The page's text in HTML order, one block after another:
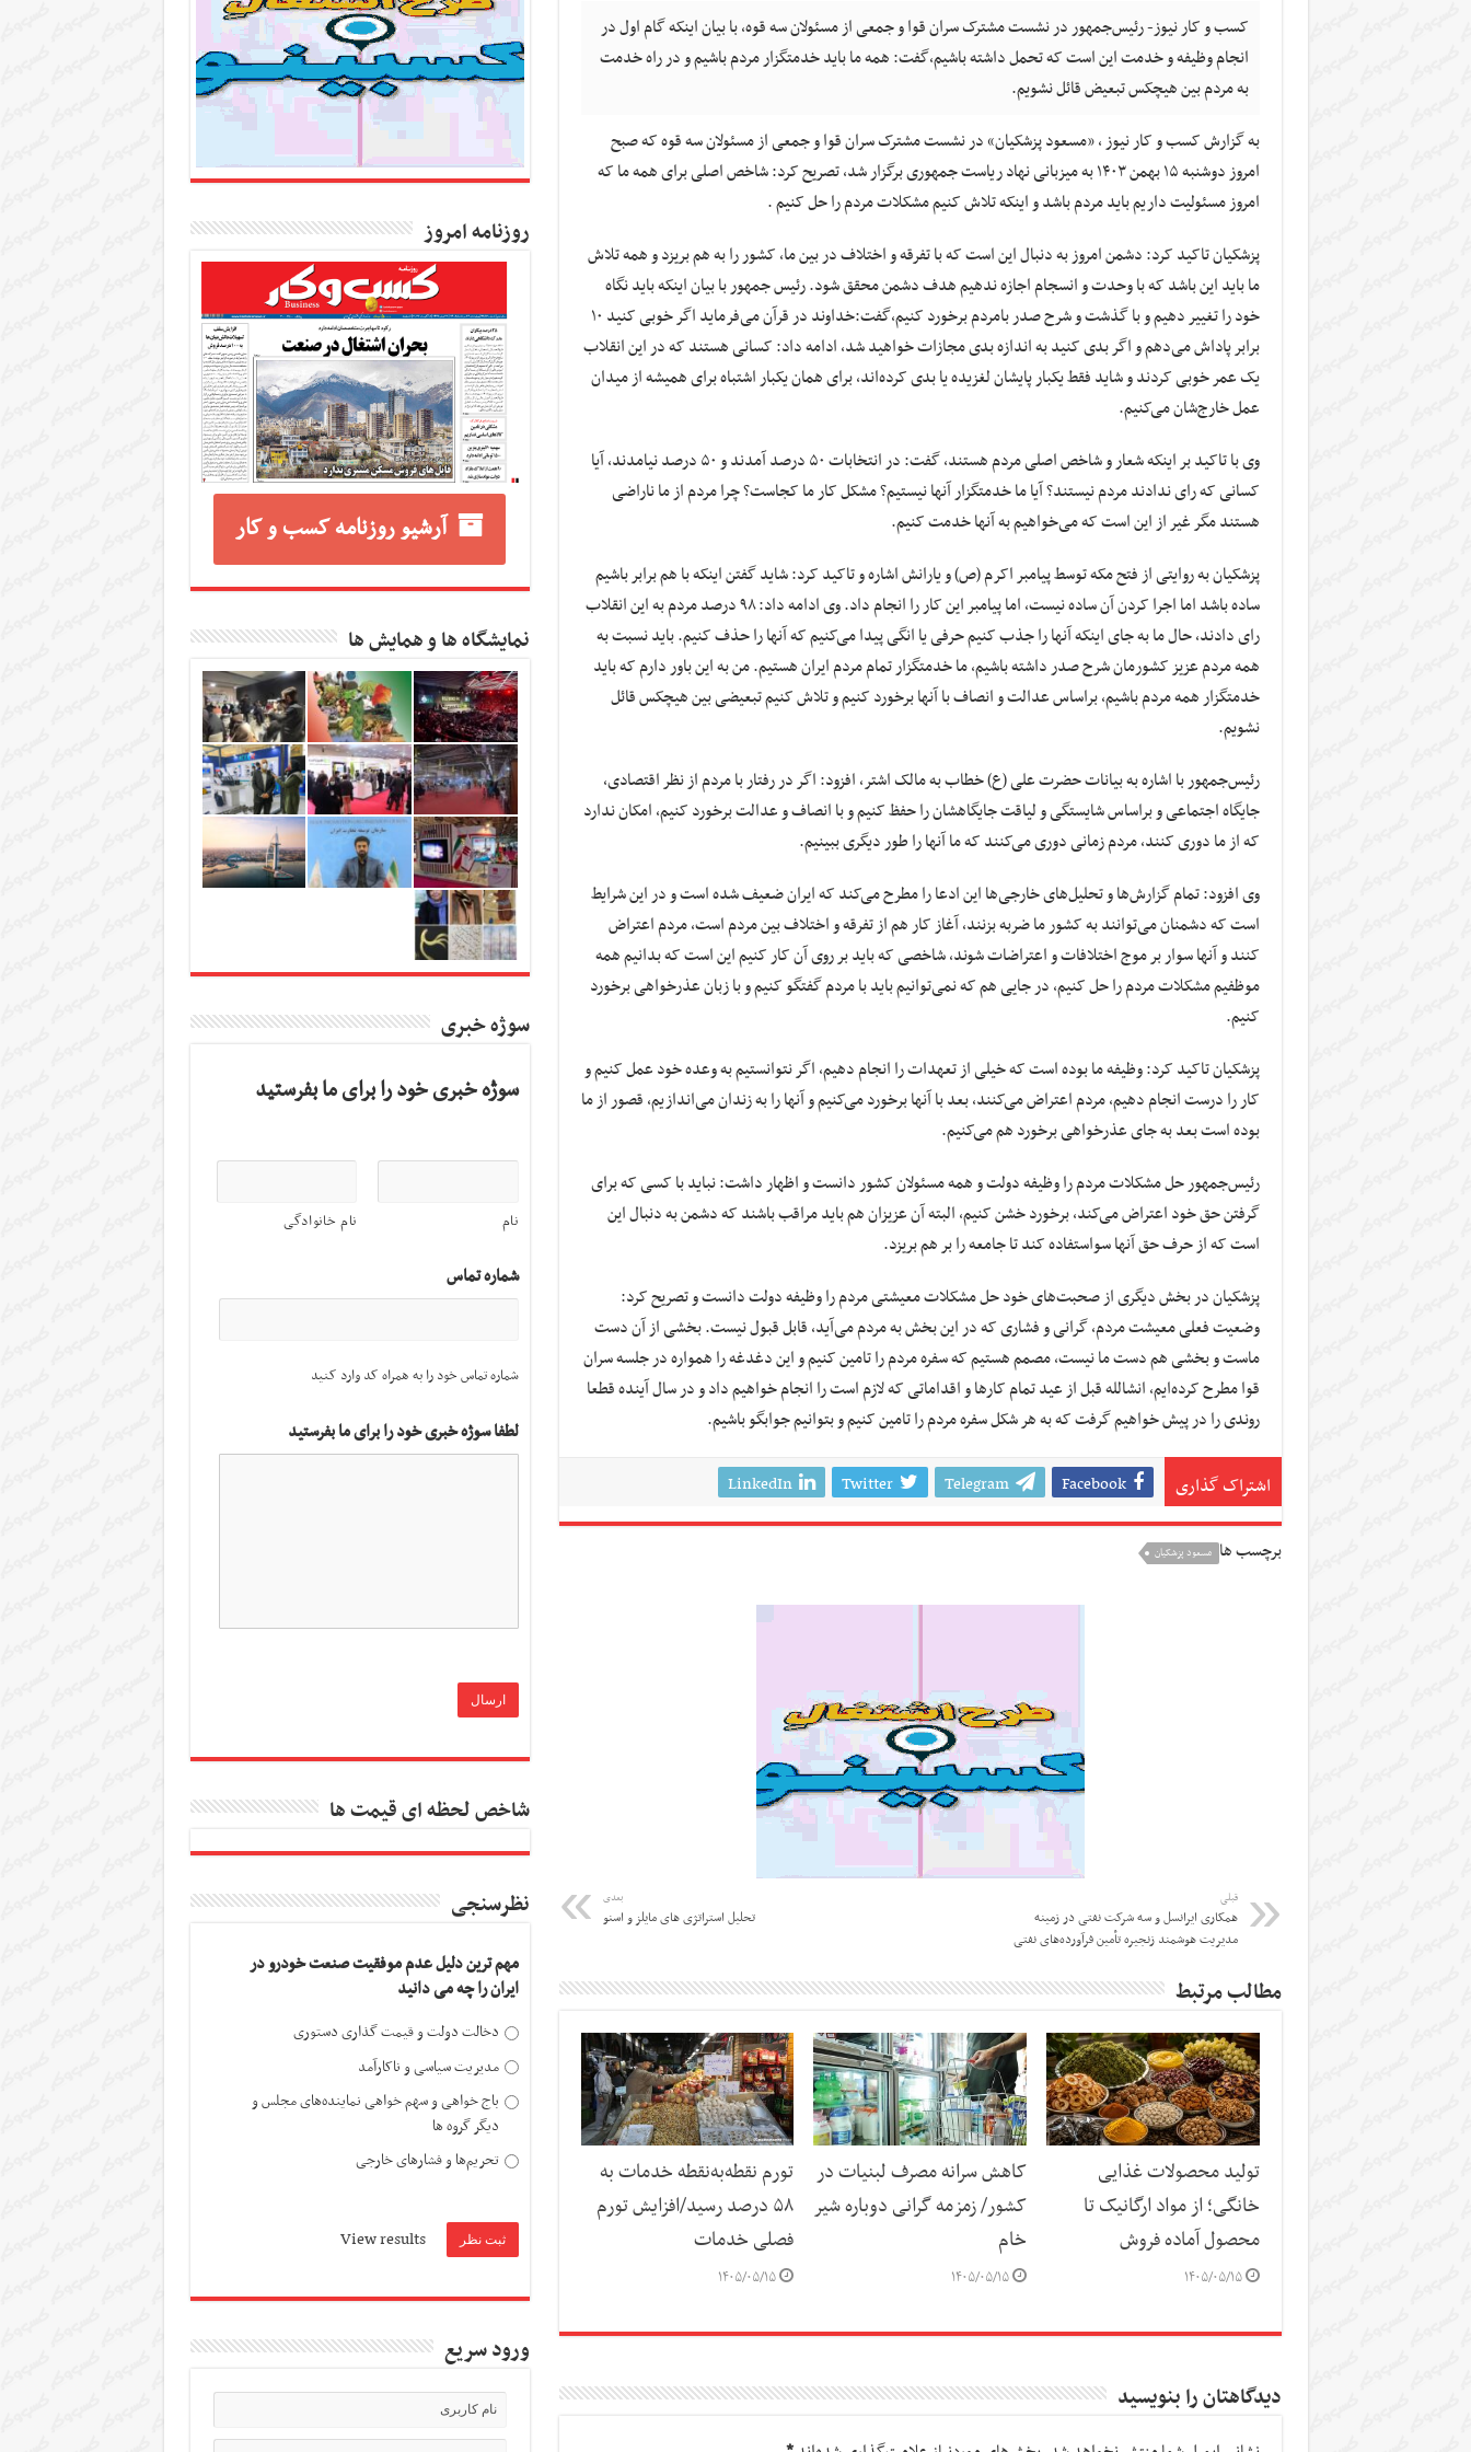
کسب و کار نیوز- رئیس‌جمهور در نشست مشترک سران قوا و جمعی از مسئولان سه قوه، با بیان اینکه گام اول در
انجام وظیفه و خدمت این است که تحمل داشته باشیم،گفت: همه ما باید خدمتگزار مردم باشیم و در راه خدمت
به مردم بین هیچکس تبعیض قائل نشویم.
به گزارش کسب و کار نیوز ، «مسعود پزشکیان» در نشست مشترک سران قوا و جمعی از مسئولان سه قوه که صبح
امروز دوشنبه ۱۵ بهمن ۱۴۰۳ به میزبانی نهاد ریاست جمهوری برگزار شد، تصریح کرد: شاخص اصلی برای همه ما که
امروز مسئولیت داریم باید مردم باشد و اینکه تلاش کنیم مشکلات مردم را حل کنیم .
پزشکیان تاکید کرد: دشمن امروز به دنبال این است که با تفرقه و اختلاف در بین ما، کشور را به هم بریزد و همه تلاش
ما باید این باشد که با وحدت و انسجام اجازه ندهیم هدف دشمن محقق شود. رئیس جمهور با بیان اینکه باید نگاه
خود را تغییر دهیم و با گذشت و شرح صدر بامردم برخورد کنیم،گفت:خداوند در قرآن می‌فرماید اگر خوبی کنید ۱۰
برابر پاداش می‌دهم و اگر بدی کنید به اندازه بدی مجازات خواهید شد، ادامه داد: کسانی هستند که در این انقلاب
یک عمر خوبی کردند و شاید فقط یکبار پایشان لغزیده یا بدی کرده‌اند، برای همان یکبار اشتباه برای همیشه از میدان
عمل خارج‌شان می‌کنیم.
وی با تاکید بر اینکه شعار و شاخص اصلی مردم هستند، گفت: در انتخابات ۵۰ درصد آمدند و ۵۰ درصد نیامدند، آیا
کسانی که رای ندادند مردم نیستند؟ آیا ما خدمتگزار آنها نیستیم؟ مشکل کار ما کجاست؟ چرا مردم از ما ناراضی
هستند مگر غیر از این است که می‌خواهیم به آنها خدمت کنیم.
پزشکیان به روایتی از فتح مکه توسط پیامبر اکرم (ص) و یارانش اشاره و تاکید کرد: شاید گفتن اینکه با هم برابر باشیم
ساده باشد اما اجرا کردن آن ساده نیست، اما پیامبر این کار را انجام داد. وی ادامه داد: ۹۸ درصد مردم به این انقلاب
رای دادند، حال ما به جای اینکه آنها را جذب کنیم حرفی یا انگی پیدا می‌کنیم که آنها را حذف کنیم. باید نسبت به
همه مردم عزیز کشورمان شرح صدر داشته باشیم، ما خدمتگزار تمام مردم ایران هستیم. من به این باور دارم که باید
خدمتگزار همه مردم باشیم، براساس عدالت و انصاف با آنها برخورد کنیم و تلاش کنیم تبعیضی بین هیچکس قائل
نشویم.
رئیس‌جمهور با اشاره به بیانات حضرت علی (ع) خطاب به مالک اشتر، افزود: اگر در رفتار با مردم از نظر اقتصادی،
جایگاه اجتماعی و براساس شایستگی و لیاقت جایگاهشان را حفظ کنیم و با انصاف و عدالت برخورد کنیم، امکان ندارد
که از ما دوری کنند، مردم زمانی دوری می‌کنند که ما آنها را طور دیگری ببینیم.
وی افزود: تمام گزارش‌ها و تحلیل‌های خارجی‌ها این ادعا را مطرح می‌کند که ایران ضعیف شده است و در این شرایط
است که دشمنان می‌توانند به کشور ما ضربه بزنند، آغاز کار هم از تفرقه و اختلاف بین مردم است، مردم اعتراض
کنند و آنها سوار بر موج اختلافات و اعتراضات شوند، شاخصی که باید بر روی آن کار کنیم این است که بدانیم همه
موظفیم مشکلات مردم را حل کنیم، در جایی هم که نمی‌توانیم باید با مردم گفتگو کنیم و با زبان عذرخواهی برخورد
کنیم.
پزشکیان تاکید کرد: وظیفه ما بوده است که خیلی از تعهدات را انجام دهیم، اگر نتوانستیم به وعده خود عمل کنیم و
کار را درست انجام دهیم، مردم اعتراض می‌کنند، بعد با آنها برخورد می‌کنیم و آنها را به زندان می‌اندازیم، قصور از ما
بوده است بعد به جای عذرخواهی برخورد هم می‌کنیم.
رئیس‌جمهور حل مشکلات مردم را وظیفه دولت و همه مسئولان کشور دانست و اظهار داشت: نباید با کسی که برای
گرفتن حق خود اعتراض می‌کند، برخورد خشن کنیم، البته آن عزیزان هم باید مراقب باشند که دشمن به دنبال این
است که از حرف حق آنها سواستفاده کند تا جامعه را بر هم بریزد.
پزشکیان در بخش دیگری از صحبت‌های خود حل مشکلات معیشتی مردم را وظیفه دولت دانست و تصریح کرد:
وضعیت فعلی معیشت مردم، گرانی و فشاری که در این بخش به مردم می‌آید، قابل قبول نیست. بخشی از آن دست
ماست و بخشی هم دست ما نیست، مصمم هستیم که سفره مردم را تامین کنیم و این دغدغه را همواره در جلسه سران
قوا مطرح کرده‌ایم، انشالله قبل از عید تمام کارها و اقداماتی که لازم است را انجام خواهیم داد و در سال آینده قطعا
روندی را در پیش خواهیم گرفت که به هر شکل سفره مردم را تامین کنیم و بتوانیم جوابگو باشیم.
اشتراک گذاری Facebook
Telegram
Twitter
LinkedIn
برچسب ها مسعود پزشکیان
قبلی
همکاری ایرانسل و سه شرکت نفتی در زمینه
مدیریت هوشمند زنجیره تأمین فرآورده‌های نفتی
بعدی
تحلیل استراتژی های مایلز و اسنو
مطالب مرتبط
تولید محصولات غذایی
خانگی؛ از مواد ارگانیک تا
محصول آماده فروش
۱۴۰۵/۰۵/۱۵
کاهش سرانه مصرف لبنیات در
کشور/ زمزمه گرانی دوباره شیر
خام
۱۴۰۵/۰۵/۱۵
تورم نقطه‌به‌نقطه خدمات به
۵۸ درصد رسید/افزایش تورم
فصلی خدمات
۱۴۰۵/۰۵/۱۵
دیدگاهتان را بنویسید
روزنامه امروز
آرشیو روزنامه کسب و کار
نمایشگاه ها و همایش ها
سوژه خبری
سوژه خبری خود را برای ما بفرستید
نام نام خانوادگی
شماره تماس
شماره تماس خود را به همراه کد وارد کنید
لطفا سوژه خبری خود را برای ما بفرستید
شاخص لحظه ای قیمت ها
نظرسنجی
مهم ترین دلیل عدم موفقیت صنعت خودرو در
ایران را چه می دانید
دخالت دولت و قیمت گذاری دستوری
مدیریت سیاسی و ناکارآمد
باج خواهی و سهم خواهی نماینده‌های مجلس و
دیگر گروه ها
تحریم‌ها و فشارهای خارجی
View results
ورود سریع